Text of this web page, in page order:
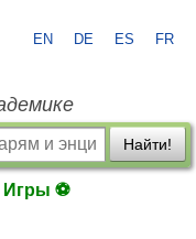
EN DE ES FR
Найти!
Игры ⚽